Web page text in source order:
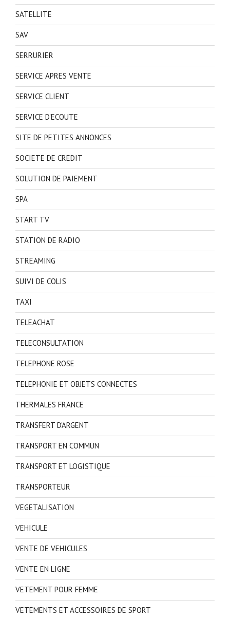
SATELLITE
SAV
SERRURIER
SERVICE APRES VENTE
SERVICE CLIENT
SERVICE D'ECOUTE
SITE DE PETITES ANNONCES
SOCIETE DE CREDIT
SOLUTION DE PAIEMENT
SPA
START TV
STATION DE RADIO
STREAMING
SUIVI DE COLIS
TAXI
TELEACHAT
TELECONSULTATION
TELEPHONE ROSE
TELEPHONIE ET OBJETS CONNECTES
THERMALES FRANCE
TRANSFERT D'ARGENT
TRANSPORT EN COMMUN
TRANSPORT ET LOGISTIQUE
TRANSPORTEUR
VEGETALISATION
VEHICULE
VENTE DE VEHICULES
VENTE EN LIGNE
VETEMENT POUR FEMME
VETEMENTS ET ACCESSOIRES DE SPORT